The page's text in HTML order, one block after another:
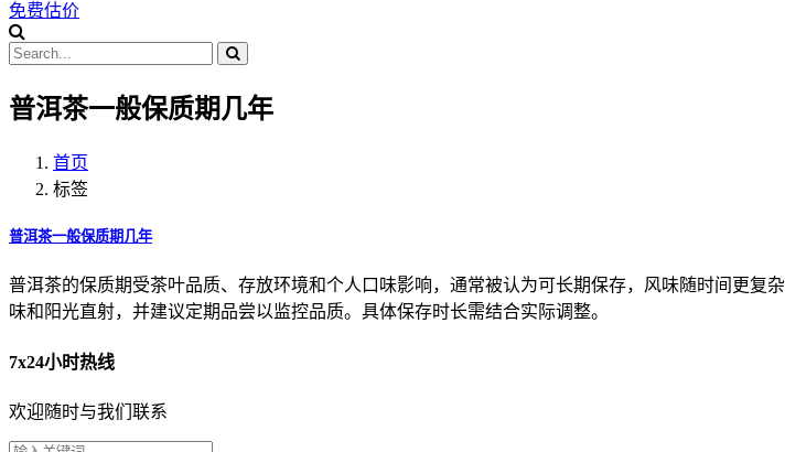
免费估价
普洱茶一般保质期几年
首页
标签
普洱茶一般保质期几年
普洱茶的保质期受茶叶品质、存放环境和个人口味影响，通常被认为可长期保存，风味随时间更
味和阳光直射，并建议定期品尝以监控品质。具体保存时长需结合实际调整。
7x24小时热线
欢迎随时与我们联系